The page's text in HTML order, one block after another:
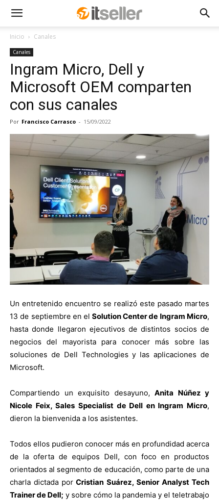
Inicio Canales
Canales
Ingram Micro, Dell y
Microsoft OEM comparten
con sus canales
Por Francisco Carrasco - 15/09/2022
Un entretenido encuentro se realizó este pasado martes
13 de septiembre en el Solution Center de Ingram Micro,
hasta donde llegaron ejecutivos de distintos socios de
negocios del mayorista para conocer más sobre las
soluciones de Dell Technologies y las aplicaciones de
Microsoft.
Compartiendo un exquisito desayuno, Anita Núñez y
Nicole Feix, Sales Specialist de Dell en Ingram Micro,
dieron la bienvenida a los asistentes.
Todos ellos pudieron conocer más en profundidad acerca
de la oferta de equipos Dell, con foco en productos
orientados al segmento de educación, como parte de una
charla dictada por Cristian Suárez, Senior Analyst Tech
Trainer de Dell; y sobre cómo la pandemia y el teletrabajo